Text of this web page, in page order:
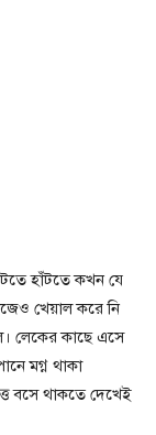
হাঁটতে কখন যে
খেয়াল করে নি
লেকের কাছে এসে
মগ্ন থাকা
বসে থাকতে দেখেই